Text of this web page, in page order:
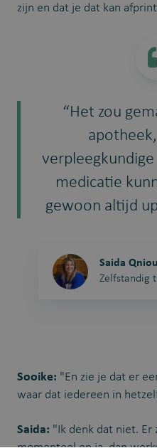
zijn en dat je dat kan
“Het zou
medicatie
gewoon altijd
Saida
Zelfstandig
Sooike: "En zie je dat er
waar dat iedereen in
Saida: "Ik denk dat niet. Er